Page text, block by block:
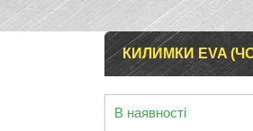
КИЛИМКИ EVA
В наявності